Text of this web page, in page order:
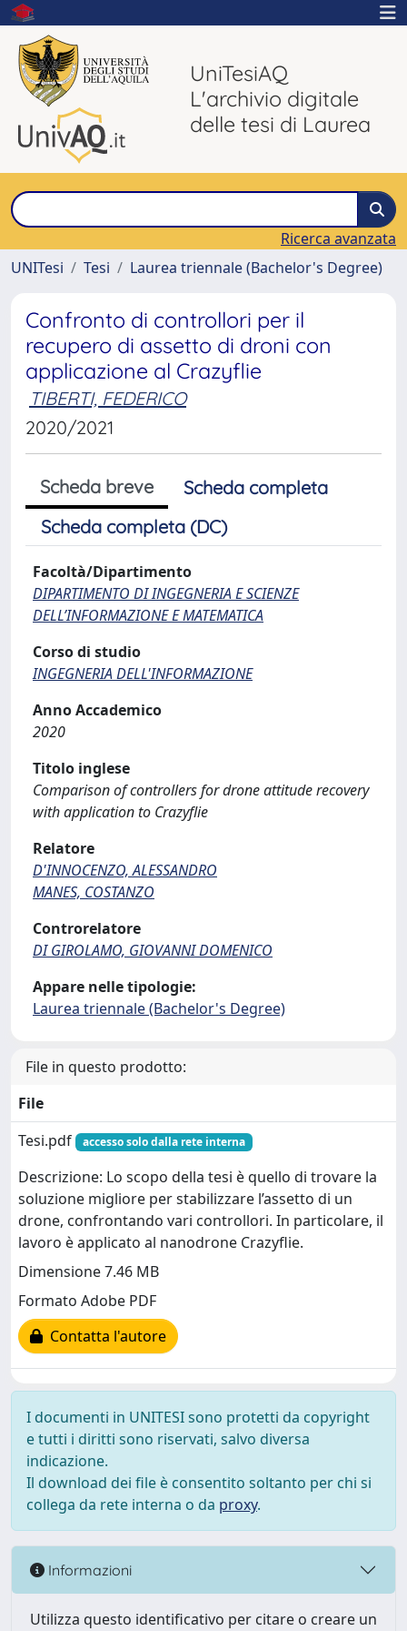
UniTesiAQ
L'archivio digitale
delle tesi di Laurea
Ricerca avanzata
UNITesi
Tesi Laurea triennale (Bachelor's Degree)
Confronto di controllori per il
recupero di assetto di droni con
applicazione al Crazyflie
TIBERTI, FEDERICO
2020/2021
Scheda breve
Scheda completa
Scheda completa (DC)
Facoltà/Dipartimento
DIPARTIMENTO DI INGEGNERIA E SCIENZE
DELL’INFORMAZIONE E MATEMATICA
Corso di studio
INGEGNERIA DELL'INFORMAZIONE
Anno Accademico
2020
Titolo inglese
Comparison of controllers for drone attitude recovery
with application to Crazyflie
Relatore
D'INNOCENZO, ALESSANDRO
MANES, COSTANZO
Controrelatore
DI GIROLAMO, GIOVANNI DOMENICO
Appare nelle tipologie:
Laurea triennale (Bachelor's Degree)
File in questo prodotto:
File
Tesi.pdf
accesso solo dalla rete interna
Descrizione: Lo scopo della tesi è quello di trovare la
soluzione migliore per stabilizzare l’assetto di un
drone, confrontando vari controllori. In particolare, il
lavoro è applicato al nanodrone Crazyflie.
Dimensione 7.46 MB
Formato Adobe PDF
Contatta l'autore
I documenti in UNITESI sono protetti da copyright
e tutti i diritti sono riservati, salvo diversa
indicazione.
Il download dei file è consentito soltanto per chi si
collega da rete interna o da proxy.
Informazioni
Utilizza questo identificativo per citare o creare un